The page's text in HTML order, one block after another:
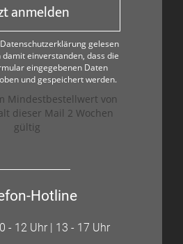
anmelden
gelesen
einverstanden, dass die
eingegebenen Daten
und gespeichert werden.
Mindestbestellwert von
dieser Mail 2 Wochen
gültig
Hotline
- 12 Uhr | 13 - 17 Uhr